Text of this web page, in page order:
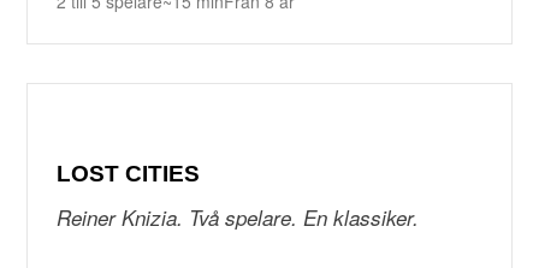
LOST CITIES
Reiner Knizia. Två spelare. En klassiker.